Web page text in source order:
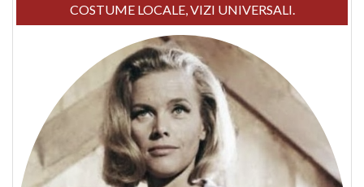
COSTUME LOCALE, VIZI UNIVERSALI.